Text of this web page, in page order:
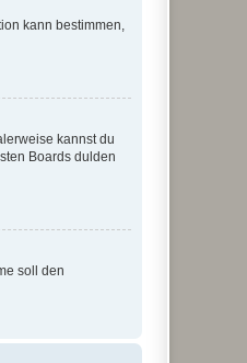
kann bestimmen,
kannst du
Boards dulden
soll den